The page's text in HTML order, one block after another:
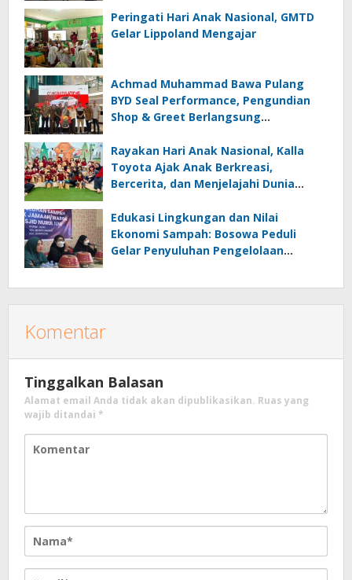
Peringati Hari Anak Nasional, GMTD
Gelar Lippoland Mengajar
Achmad Muhammad Bawa Pulang
BYD Seal Performance, Pengundian
Shop & Greet Berlangsung
Rayakan Hari Anak Nasional, Kalla
Toyota Ajak Anak Berkreasi,
Bercerita, dan Menjelajahi Dunia
Edukasi Lingkungan dan Nilai
Ekonomi Sampah: Bosowa Peduli
Gelar Penyuluhan Pengelolaan
Komentar
Tinggalkan Balasan
Alamat email Anda tidak akan dipublikasikan. Ruas yang
wajib ditandai *